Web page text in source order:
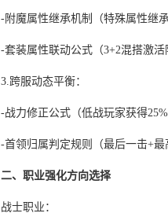
-附魔属性继承机制（特殊属性继
-套装属性联动公式（3+2混搭激活
3.跨服动态平衡：
-战力修正公式（低战玩家获得
-首领归属判定规则（最后一击+最
二、职业强化方向选择
战士职业：